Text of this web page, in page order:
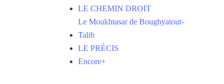
LE CHEMIN DROIT
Le Moukhtasar de Boughyatout-
Talib
LE PRÉCIS
Encore+